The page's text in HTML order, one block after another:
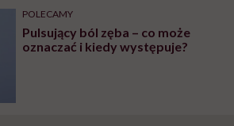
pracy
POLECAMY
Pulsujący ból zęba – co może
oznaczać i kiedy występuje?